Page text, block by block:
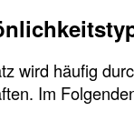
wird häufig
Im